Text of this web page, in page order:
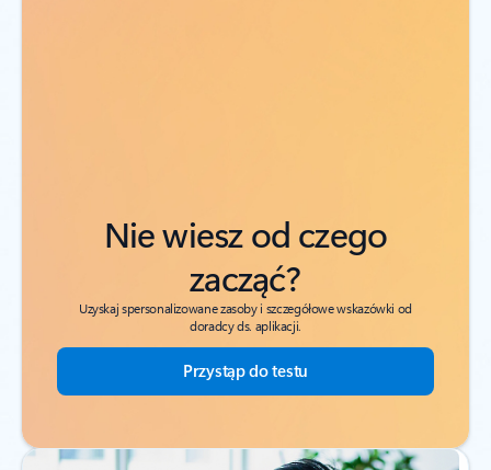
Nie wiesz od czego
zacząć?
Uzyskaj spersonalizowane zasoby i szczegółowe wskazówki od
doradcy ds. aplikacji.
Przystąp do testu